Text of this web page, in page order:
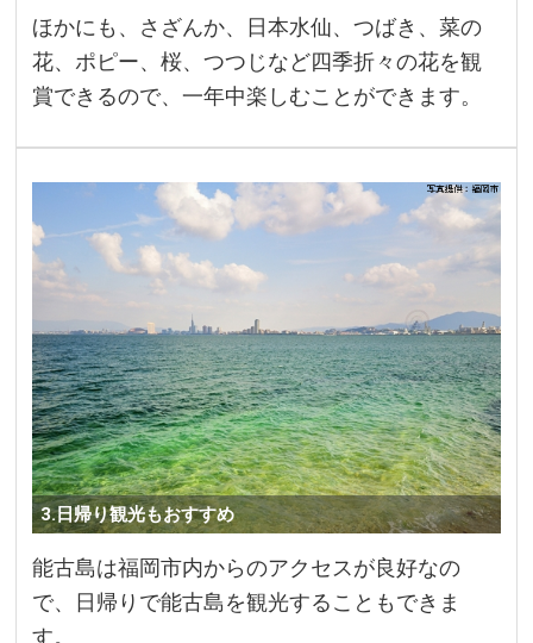
ほかにも、さざんか、日本水仙、つばき、菜の
花、ポピー、桜、つつじなど四季折々の花を観
賞できるので、一年中楽しむことができます。
3.日帰り観光もおすすめ
能古島は福岡市内からのアクセスが良好なの
で、日帰りで能古島を観光することもできま
す。